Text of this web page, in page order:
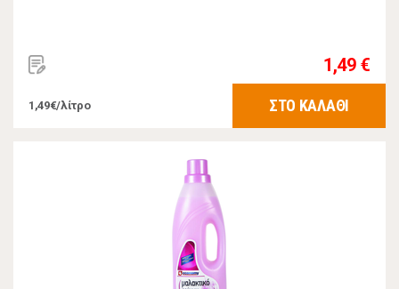
1,49 €
1,49€/λίτρο ΣΤΟ ΚΑΛΑΘΙ